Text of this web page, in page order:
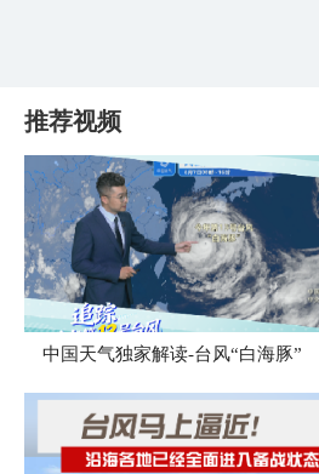
推荐视频
中国天气独家解读-台风“白海豚”